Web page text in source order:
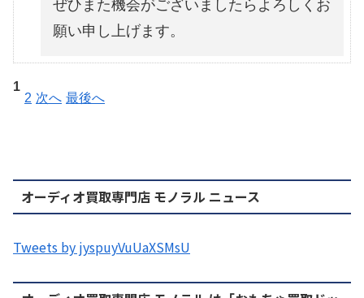
ぜひまた機会がございましたらよろしくお
願い申し上げます。
1
2 次へ 最後へ
オーディオ買取専門店 モノラル ニュース
Tweets by jyspuyVuUaXSMsU